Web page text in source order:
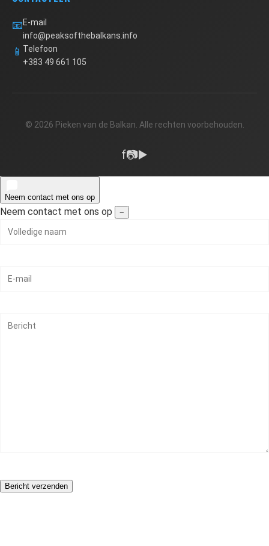
📧E-mail
info@peaksofthebalkans.info
📱 Telefoon
+383 49 661 105
© 2026 Pieken van de Balkan. Alle rechten voorbehouden.
f📷▶️
Neem contact met ons op
Neem contact met ons op −